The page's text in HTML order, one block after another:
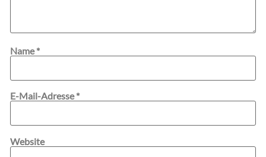
Name*
E-Mail-Adresse*
Website